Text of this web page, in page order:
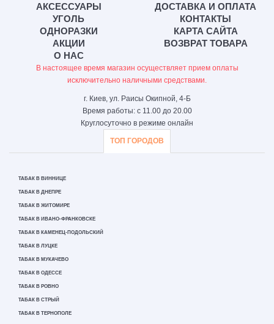
АКСЕССУАРЫ
УГОЛЬ
ОДНОРАЗКИ
АКЦИИ
О НАС
ДОСТАВКА И ОПЛАТА
КОНТАКТЫ
КАРТА САЙТА
ВОЗВРАТ ТОВАРА
В настоящее время магазин осуществляет прием оплаты
исключительно наличными средствами.
г. Киев, ул. Раисы Окипной, 4-Б
Время работы: с 11.00 до 20.00
Круглосуточно в режиме онлайн
ТОП ГОРОДОВ
ТАБАК В ВИННИЦЕ
ТАБАК В ДНЕПРЕ
ТАБАК В ЖИТОМИРЕ
ТАБАК В ИВАНО-ФРАНКОВСКЕ
ТАБАК В КАМЕНЕЦ-ПОДОЛЬСКИЙ
ТАБАК В ЛУЦКЕ
ТАБАК В МУКАЧЕВО
ТАБАК В ОДЕССЕ
ТАБАК В РОВНО
ТАБАК В СТРЫЙ
ТАБАК В ТЕРНОПОЛЕ